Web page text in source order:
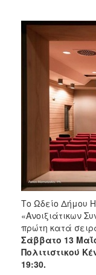
2010
2006
ΠΟΛΙΤΙΣΜΟΣ
ΑΝΘΕΚΤΙΚΗ
ΠΟΛΗ
Το Ωδείο Δήμου
«Ανοιξιάτικων
πρώτη κατά
Σάββατο 13
Πολιτιστικού
19:30.